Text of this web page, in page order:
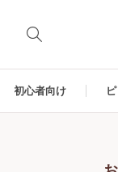
初心者向け